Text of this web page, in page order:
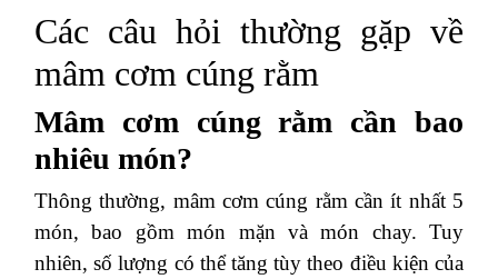
Các câu hỏi thường gặp về
mâm cơm cúng rằm
Mâm cơm cúng rằm cần bao
nhiêu món?
Thông thường, mâm cơm cúng rằm cần ít nhất 5
món, bao gồm món mặn và món chay. Tuy
nhiên, số lượng có thể tăng tùy theo điều kiện của